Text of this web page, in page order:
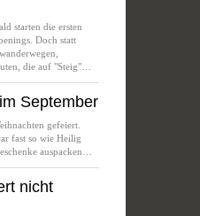
starten die ersten
Doch statt
die auf "Steig"…
September
gefeiert.
fast so wie Heilig
auspacken…
nicht